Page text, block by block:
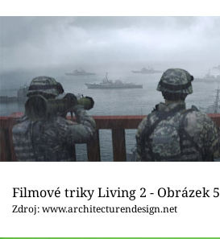
Filmové triky Living 2 - Obrázek 5
Zdroj: www.architecturendesign.net